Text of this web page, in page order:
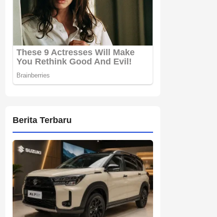
Berita Terbaru